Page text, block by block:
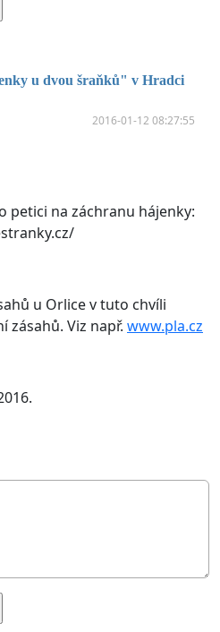
u dvou šraňků" v Hradci
2016-01-12 08:27:55
petici na záchranu hájenky:
u Orlice v tuto chvíli
zásahů. Viz např. www.pla.cz